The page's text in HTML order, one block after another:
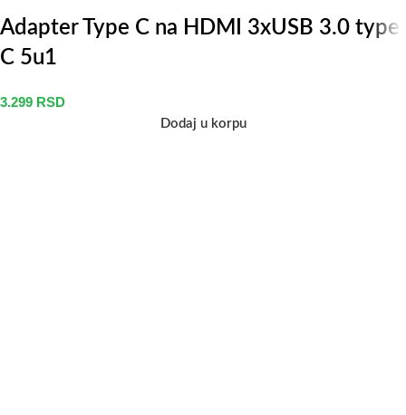
Adapter Type C na HDMI 3xUSB 3.0 type
C 5u1
3.299 RSD
Dodaj u korpu